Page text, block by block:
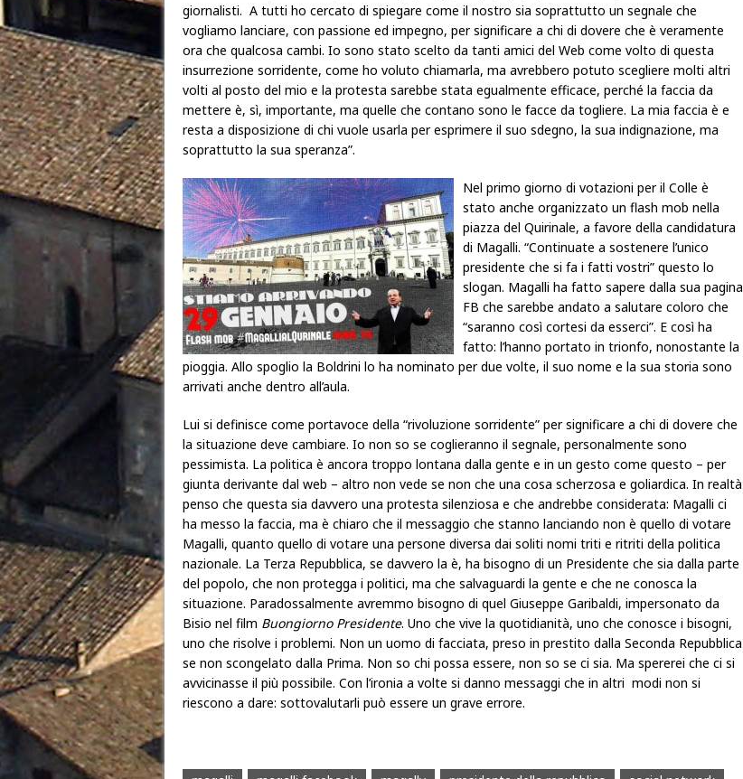
giornalisti. A tutti ho cercato di spiegare come il nostro sia soprattutto un segnale che
vogliamo lanciare, con passione ed impegno, per significare a chi di dovere che è veramente
ora che qualcosa cambi. Io sono stato scelto da tanti amici del Web come volto di questa
insurrezione sorridente, come ho voluto chiamarla, ma avrebbero potuto scegliere molti altri
volti al posto del mio e la protesta sarebbe stata egualmente efficace, perché la faccia da
mettere è, sì, importante, ma quelle che contano sono le facce da togliere. La mia faccia è e
resta a disposizione di chi vuole usarla per esprimere il suo sdegno, la sua indignazione, ma
soprattutto la sua speranza”.
Nel primo giorno di votazioni per il Colle è
stato anche organizzato un flash mob nella
piazza del Quirinale, a favore della candidatura
di Magalli. “Continuate a sostenere l’unico
presidente che si fa i fatti vostri” questo lo
slogan. Magalli ha fatto sapere dalla sua pagina
FB che sarebbe andato a salutare coloro che
“saranno così cortesi da esserci”. E così ha
fatto: l’hanno portato in trionfo, nonostante la
pioggia. Allo spoglio la Boldrini lo ha nominato per due volte, il suo nome e la sua storia sono
arrivati anche dentro all’aula.
Lui si definisce come portavoce della “rivoluzione sorridente” per significare a chi di dovere che
la situazione deve cambiare. Io non so se coglieranno il segnale, personalmente sono
pessimista. La politica è ancora troppo lontana dalla gente e in un gesto come questo – per
giunta derivante dal web – altro non vede se non che una cosa scherzosa e goliardica. In realtà
penso che questa sia davvero una protesta silenziosa e che andrebbe considerata: Magalli ci
ha messo la faccia, ma è chiaro che il messaggio che stanno lanciando non è quello di votare
Magalli, quanto quello di votare una persone diversa dai soliti nomi triti e ritriti della politica
nazionale. La Terza Repubblica, se davvero la è, ha bisogno di un Presidente che sia dalla parte
del popolo, che non protegga i politici, ma che salvaguardi la gente e che ne conosca la
situazione. Paradossalmente avremmo bisogno di quel Giuseppe Garibaldi, impersonato da
Bisio nel film Buongiorno Presidente. Uno che vive la quotidianità, uno che conosce i bisogni,
uno che risolve i problemi. Non un uomo di facciata, preso in prestito dalla Seconda Repubblica
se non scongelato dalla Prima. Non so chi possa essere, non so se ci sia. Ma spererei che ci si
avvicinasse il più possibile. Con l’ironia a volte si danno messaggi che in altri modi non si
riescono a dare: sottovalutarli può essere un grave errore.